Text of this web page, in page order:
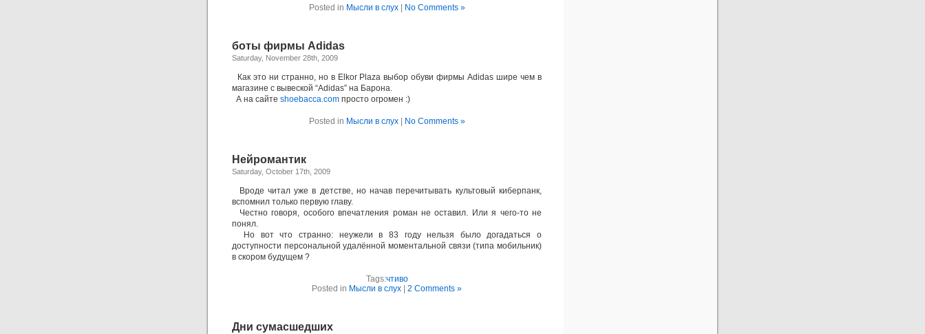
Posted in Мысли в слух| No Comments »
боты фирмы Adidas
Saturday, November 28th, 2009
Как это ни странно, но в Elkor Plaza выбор обуви фирмы Adidas шире чем в
магазине с вывеской “Adidas” на Барона.
А на сайте shoebacca.com просто огромен :)
Posted in Мысли в слух| No Comments »
Нейромантик
Saturday, October 17th, 2009
Вроде читал уже в детстве, но начав перечитывать культовый киберпанк,
вспомнил только первую главу.
Честно говоря, особого впечатления роман не оставил. Или я чего-то не
понял.
Но вот что странно: неужели в 83 году нельзя было догадаться о
доступности персональной удалённой моментальной связи (типа мобильник)
в скором будущем ?
Tags:чтиво
Posted in Мысли в слух 2 Comments »
Дни сумасшедших